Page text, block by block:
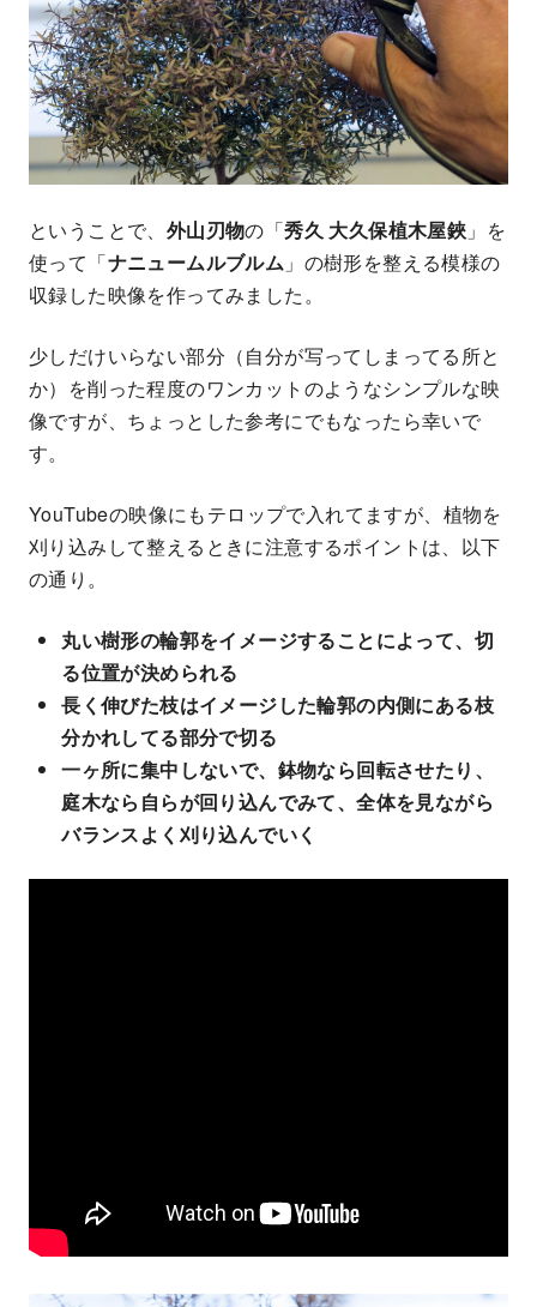
ということで、 外山刃物の「秀久 大久保植木屋鋏 」を
使って「ナニュームルブルム 」の樹形を整える模様の
収録した映像を作ってみました。
少しだけいらない部分（自分が写ってしまってる所と
か）を削った程度のワンカットのようなシンプルな映
像ですが、ちょっとした参考にでもなったら幸いで
す。
YouTubeの映像にもテロップで入れてますが、植物を
刈り込みして整えるときに注意するポイントは、以下
の通り。
丸い樹形の輪郭をイメージすることによって、切
る位置が決められる
長く伸びた枝はイメージした輪郭の内側にある枝
分かれしてる部分で切る
一ヶ所に集中しないで、鉢物なら回転させたり、
庭木なら自らが回り込んでみて、全体を見ながら
バランスよく刈り込んでいく